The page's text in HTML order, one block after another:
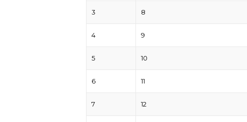
3 8
4 9
5 10
6 11
7 12